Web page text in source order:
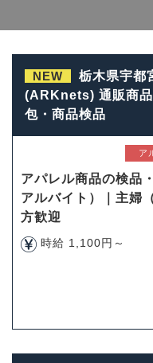
NEW
栃木県宇都
(ARKnets) 通販商品
包・商品検品
ア
アパレル商品の検品
アルバイト）｜主婦
方歓迎
時給 1,100円～